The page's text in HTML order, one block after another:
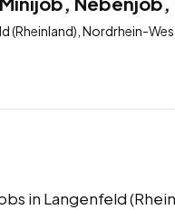
(Rheinland), Nordrhein-
in Langenfeld